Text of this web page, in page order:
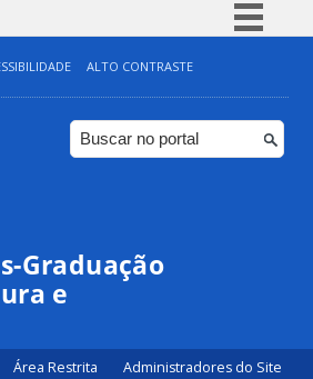
Simplifique!
Comunica BR
Participe
ALTO CONTRASTE
Graduação
e
Área Restrita Administradores do Site